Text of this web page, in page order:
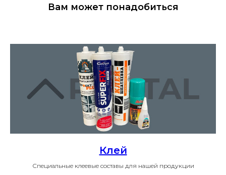
Вам может понадобиться
Клей
Специальные клеевые составы для нашей продукции